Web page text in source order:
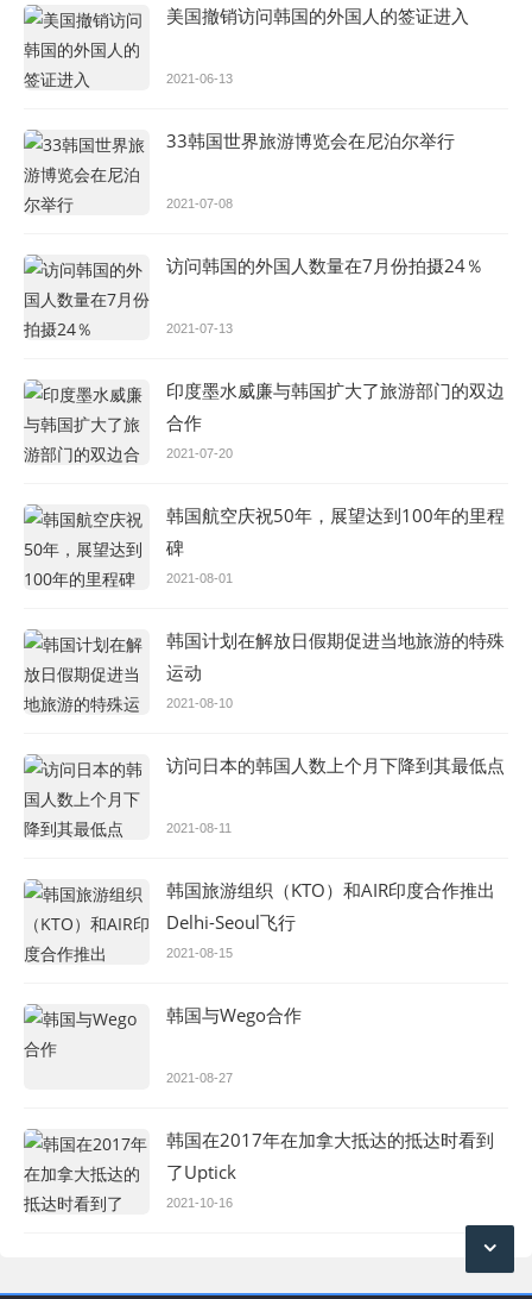
美国撤销访问韩国的外国人的签证进入
2021-06-13
33韩国世界旅游博览会在尼泊尔举行
2021-07-08
访问韩国的外国人数量在7月份拍摄24％
2021-07-13
印度墨水威廉与韩国扩大了旅游部门的双边
合作
2021-07-20
韩国航空庆祝50年，展望达到100年的里程
碑
2021-08-01
韩国计划在解放日假期促进当地旅游的特殊
运动
2021-08-10
访问日本的韩国人数上个月下降到其最低点
2021-08-11
韩国旅游组织（KTO）和AIR印度合作推出
Delhi-Seoul飞行
2021-08-15
韩国与Wego合作
2021-08-27
韩国在2017年在加拿大抵达的抵达时看到
了Uptick
2021-10-16